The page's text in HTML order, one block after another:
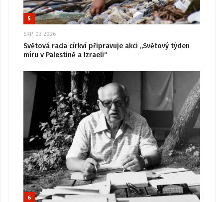
5
SRP, 03 2026
Světová rada církví připravuje akci „Světový týden
míru v Palestině a Izraeli“
6